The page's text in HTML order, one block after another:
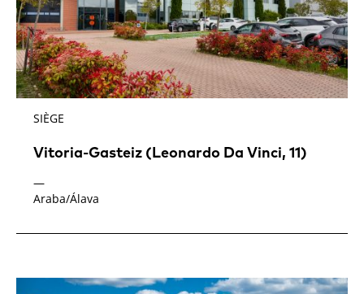
SIÈGE
Vitoria-Gasteiz (Leonardo Da Vinci, 11)
—
Araba/Álava